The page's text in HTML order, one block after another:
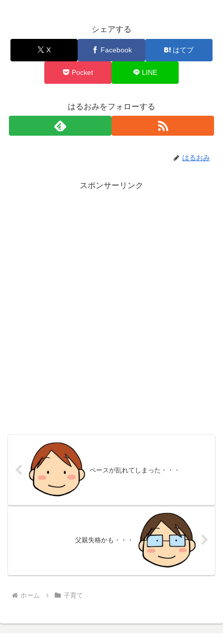
シェアする
X Facebook はてブ
Pocket LINE
はるおみをフォローする
はるおみ
スポンサーリンク
ペースが乱れてしまった・・・
父親失格かも・・・
ホーム 子育て